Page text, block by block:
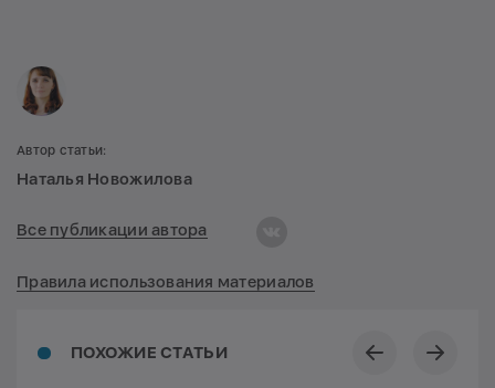
ПОХОЖИЕ СТАТЬИ
Автор статьи:
Наталья Новожилова
Все публикации автора
Правила использования материалов